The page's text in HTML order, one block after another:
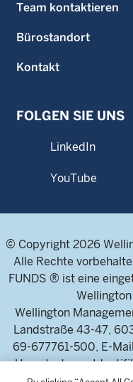
Team kontaktieren
Bürostandort
Kontakt
FOLGEN SIE UNS
LinkedIn
YouTube
© Copyright 2026
Alle Rechte
FUNDS ® ist eine
Wellington
Landstraße 43-47,
69-677761-500, E-
Umsatzsteuer-